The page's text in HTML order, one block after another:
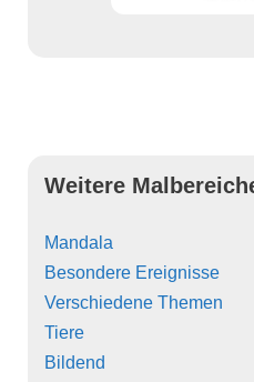
Weitere
Mandala
Besondere Ereignisse
Verschiedene Themen
Tiere
Bildend